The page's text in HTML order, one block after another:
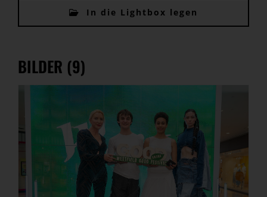
In die Lightbox legen
BILDER (9)